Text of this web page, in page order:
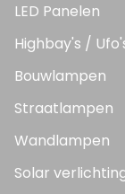
LED Panelen
Highbay's /
Bouwlampen
Straatlampen
Wandlampen
Solar